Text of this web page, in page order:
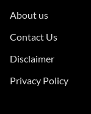
About us
Contact Us
Disclaimer
Privacy Policy